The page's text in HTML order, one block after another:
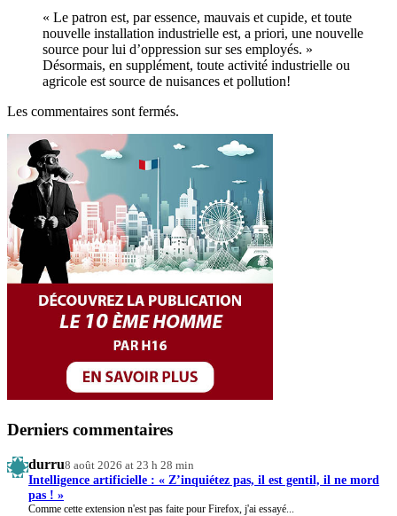
« Le patron est, par essence, mauvais et cupide, et toute
nouvelle installation industrielle est, a priori, une nouvelle
source pour lui d’oppression sur ses employés. »
Désormais, en supplément, toute activité industrielle ou
agricole est source de nuisances et pollution!
Les commentaires sont fermés.
Derniers commentaires
durru8 août 2026 at 23 h 28 min
Intelligence artificielle : « Z’inquiétez pas, il est gentil, il ne mord
pas ! »
Comme cette extension n'est pas faite pour Firefox, j'ai essayé...